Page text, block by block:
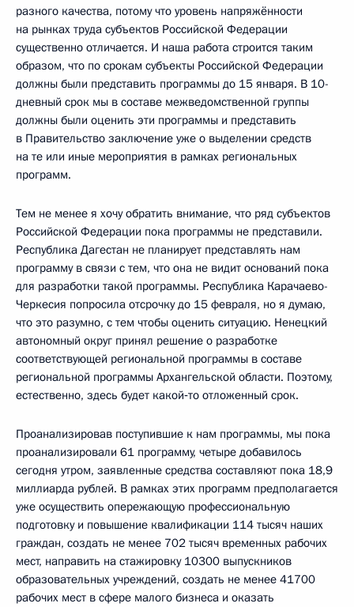
разного качества, потому что уровень напряжённости
на рынках труда субъектов Российской Федерации
существенно отличается. И наша работа строится таким
образом, что по срокам субъекты Российской Федерации
должны были представить программы до 15 января. В 10-
дневный срок мы в составе межведомственной группы
должны были оценить эти программы и представить
в Правительство заключение уже о выделении средств
на те или иные мероприятия в рамках региональных
программ.
Тем не менее я хочу обратить внимание, что ряд субъектов
Российской Федерации пока программы не представили.
Республика Дагестан не планирует представлять нам
программу в связи с тем, что она не видит оснований пока
для разработки такой программы. Республика Карачаево-
Черкесия попросила отсрочку до 15 февраля, но я думаю,
что это разумно, с тем чтобы оценить ситуацию. Ненецкий
автономный округ принял решение о разработке
соответствующей региональной программы в составе
региональной программы Архангельской области. Поэтому,
естественно, здесь будет какой‑то отложенный срок.
Проанализировав поступившие к нам программы, мы пока
проанализировали 61 программу, четыре добавилось
сегодня утром, заявленные средства составляют пока 18,9
миллиарда рублей. В рамках этих программ предполагается
уже осуществить опережающую профессиональную
подготовку и повышение квалификации 114 тысяч наших
граждан, создать не менее 702 тысяч временных рабочих
мест, направить на стажировку 10300 выпускников
образовательных учреждений, создать не менее 41700
рабочих мест в сфере малого бизнеса и оказать